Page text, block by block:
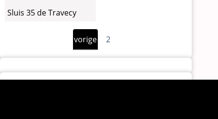
Sluis 35 de Travecy
Vorige
pagina
vorige 2